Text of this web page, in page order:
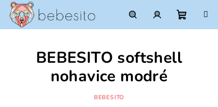
Prejsť
obsah
HľadaťPrihlásenie
košík
BEBESITO softshell
nohavice modré
BEBESITO